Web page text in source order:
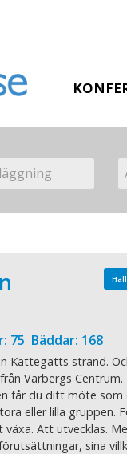
75 Bäddar: 168
Kattegatts strand.
Varbergs Centrum.
får du ditt möte som
eller lilla gruppen.
Att utvecklas.
sina